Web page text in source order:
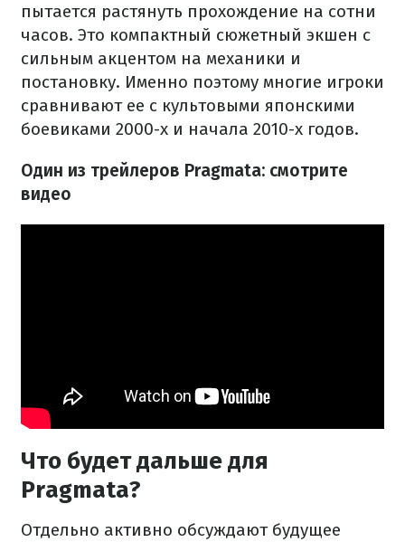
пытается растянуть прохождение на сотни
часов. Это компактный сюжетный экшен с
сильным акцентом на механики и
постановку. Именно поэтому многие игроки
сравнивают ее с культовыми японскими
боевиками 2000-х и начала 2010-х годов.
Один из трейлеров Pragmata: смотрите
видео
Что будет дальше для
Pragmata?
Отдельно активно обсуждают будущее